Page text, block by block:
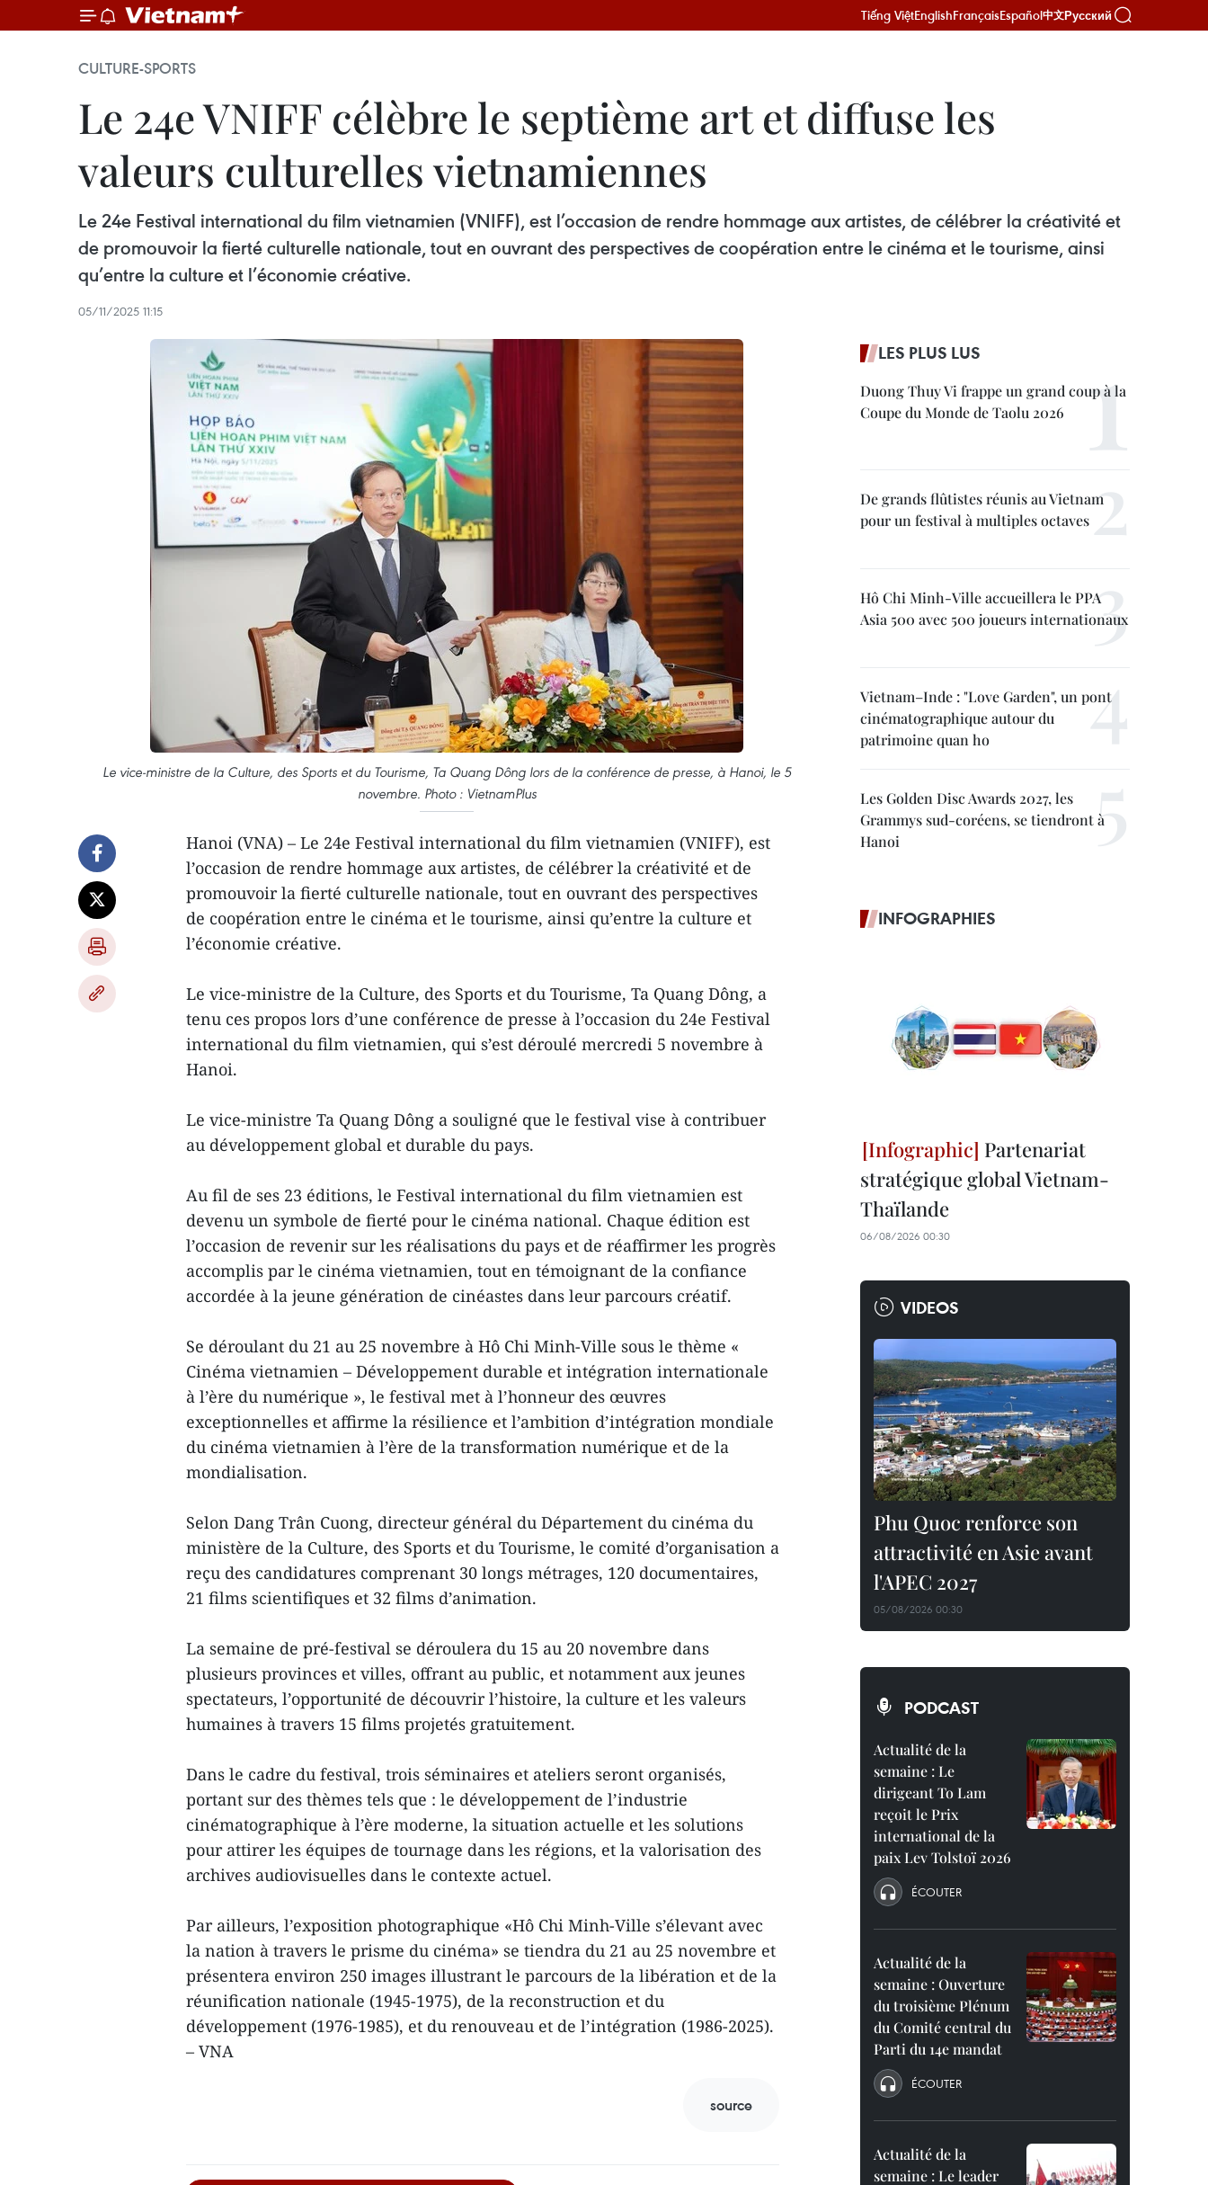
Tiếng ViệtEnglishFrançaisEspañol中文Русский
CULTURE-SPORTS
Le 24e VNIFF célèbre le septième art et diffuse les
valeurs culturelles vietnamiennes
Le 24e Festival international du film vietnamien (VNIFF), est l’occasion de rendre hommage aux artistes, de célébrer la créativité et
de promouvoir la fierté culturelle nationale, tout en ouvrant des perspectives de coopération entre le cinéma et le tourisme, ainsi
qu’entre la culture et l’économie créative.
05/11/2025 11:15
Le vice-ministre de la Culture, des Sports et du Tourisme, Ta Quang Dông lors de la conférence de presse, à Hanoi, le 5
novembre. Photo : VietnamPlus
Hanoi (VNA) – Le 24e Festival international du film vietnamien (VNIFF), est
l’occasion de rendre hommage aux artistes, de célébrer la créativité et de
promouvoir la fierté culturelle nationale, tout en ouvrant des perspectives
de coopération entre le cinéma et le tourisme, ainsi qu’entre la culture et
l’économie créative.
Le vice-ministre de la Culture, des Sports et du Tourisme, Ta Quang Dông, a
tenu ces propos lors d’une conférence de presse à l’occasion du 24e Festival
international du film vietnamien, qui s’est déroulé mercredi 5 novembre à
Hanoi.
Le vice-ministre Ta Quang Dông a souligné que le festival vise à contribuer
au développement global et durable du pays.
Au fil de ses 23 éditions, le Festival international du film vietnamien est
devenu un symbole de fierté pour le cinéma national. Chaque édition est
l’occasion de revenir sur les réalisations du pays et de réaffirmer les progrès
accomplis par le cinéma vietnamien, tout en témoignant de la confiance
accordée à la jeune génération de cinéastes dans leur parcours créatif.
Se déroulant du 21 au 25 novembre à Hô Chi Minh-Ville sous le thème «
Cinéma vietnamien – Développement durable et intégration internationale
à l’ère du numérique », le festival met à l’honneur des œuvres
exceptionnelles et affirme la résilience et l’ambition d’intégration mondiale
du cinéma vietnamien à l’ère de la transformation numérique et de la
mondialisation.
Selon Dang Trân Cuong, directeur général du Département du cinéma du
ministère de la Culture, des Sports et du Tourisme, le comité d’organisation a
reçu des candidatures comprenant 30 longs métrages, 120 documentaires,
21 films scientifiques et 32 films d’animation.
La semaine de pré-festival se déroulera du 15 au 20 novembre dans
plusieurs provinces et villes, offrant au public, et notamment aux jeunes
spectateurs, l’opportunité de découvrir l’histoire, la culture et les valeurs
humaines à travers 15 films projetés gratuitement.
Dans le cadre du festival, trois séminaires et ateliers seront organisés,
portant sur des thèmes tels que : le développement de l’industrie
cinématographique à l’ère moderne, la situation actuelle et les solutions
pour attirer les équipes de tournage dans les régions, et la valorisation des
archives audiovisuelles dans le contexte actuel.
Par ailleurs, l’exposition photographique «Hô Chi Minh-Ville s’élevant avec
la nation à travers le prisme du cinéma» se tiendra du 21 au 25 novembre et
présentera environ 250 images illustrant le parcours de la libération et de la
réunification nationale (1945-1975), de la reconstruction et du
développement (1976-1985), et du renouveau et de l’intégration (1986-2025).
– VNA
source
LES PLUS LUS
Duong Thuy Vi frappe un grand coup à la
Coupe du Monde de Taolu 2026
De grands flûtistes réunis au Vietnam
pour un festival à multiples octaves
Hô Chi Minh-Ville accueillera le PPA
Asia 500 avec 500 joueurs internationaux
Vietnam–Inde : "Love Garden", un pont
cinématographique autour du
patrimoine quan ho
Les Golden Disc Awards 2027, les
Grammys sud-coréens, se tiendront à
Hanoi
INFOGRAPHIES
Partenariat
stratégique global Vietnam-
Thaïlande
06/08/2026 00:30
VIDEOS
Phu Quoc renforce son
attractivité en Asie avant
l'APEC 2027
05/08/2026 00:30
PODCAST
Actualité de la
semaine : Le
dirigeant To Lam
reçoit le Prix
international de la
paix Lev Tolstoï 2026
ÉCOUTER
Actualité de la
semaine : Ouverture
du troisième Plénum
du Comité central du
Parti du 14e mandat
ÉCOUTER
Actualité de la
semaine : Le leader